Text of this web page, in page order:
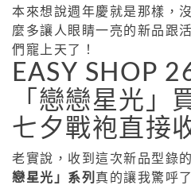
本來想說週年慶就是那樣，
麼多讓人眼睛一亮的新品跟
們寵上天了！
EASY SHOP
「戀戀星光」
七夕戰袍直接
老實說，收到這次新品型錄
戀星光」系列 真的讓我驚呼